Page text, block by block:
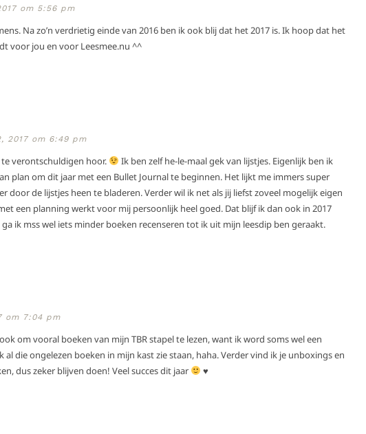
om 5:56 pm
Na zo’n verdrietig einde van 2016 ben ik ook blij dat het 2017 is. Ik hoop dat het
voor jou en voor Leesmee.nu ^^
2017 om 6:49 pm
verontschuldigen hoor.
Ik ben zelf he-le-maal gek van lijstjes. Eigenlijk ben ik
plan om dit jaar met een Bullet Journal te beginnen. Het lijkt me immers super
door de lijstjes heen te bladeren. Verder wil ik net als jij liefst zoveel mogelijk eigen
een planning werkt voor mij persoonlijk heel goed. Dat blijf ik dan ook in 2017
ik mss wel iets minder boeken recenseren tot ik uit mijn leesdip ben geraakt.
om 7:04 pm
om vooral boeken van mijn TBR stapel te lezen, want ik word soms wel een
al die ongelezen boeken in mijn kast zie staan, haha. Verder vind ik je unboxings en
dus zeker blijven doen! Veel succes dit jaar
♥